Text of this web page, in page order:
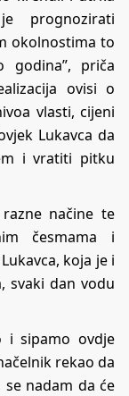
prognozirati
okolnostima to
priča
ovisi o
vlasti, cijeni
Lukavca da
i vratiti pitku
načine te
česmama i
koja je i
svaki dan vodu
i sipamo ovdje
rekao da
nadam da će